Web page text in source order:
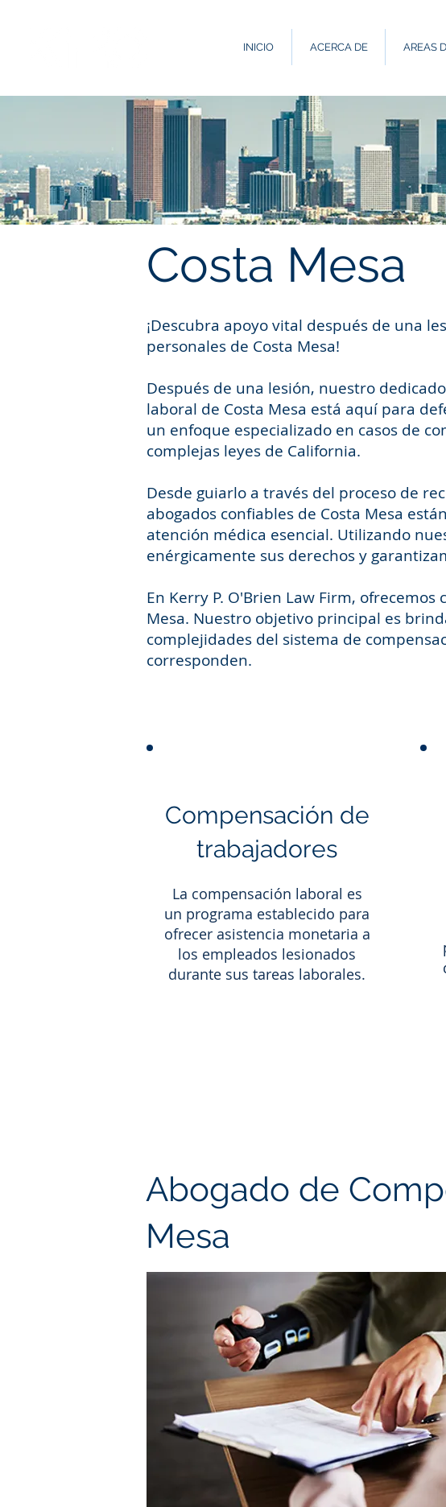
INICIO ACERCA DE AREAS
Costa Mesa
¡Descubra apoyo vital después de una
personales de Costa Mesa!
Después de una lesión, nuestro
laboral de Costa Mesa está aquí para
un enfoque especializado en casos de
complejas leyes de California.
Desde guiarlo a través del proceso de
abogados confiables de Costa Mesa
atención médica esencial. Utilizando
enérgicamente sus derechos y
En Kerry P. O'Brien Law Firm,
Mesa. Nuestro objetivo principal es
complejidades del sistema de
corresponden.
Compensación de
trabajadores
La compensación laboral es
un programa establecido para
ofrecer asistencia monetaria a
los empleados lesionados
durante sus tareas laborales.
Abogado de
Mesa